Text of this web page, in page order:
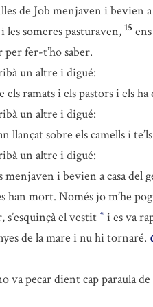
de Job menjaven i bevien a
someres pasturaven, 15
per fer-t’ho saber.
un altre i digué:
els ramats i els pastors i els
un altre i digué:
llançat sobre els camells i
un altre i digué:
i bevien a casa del
han mort. Només jo m’he
s’esquinçà el vestit * i es va
de la mare i nu hi tornaré.
va pecar dient cap paraula